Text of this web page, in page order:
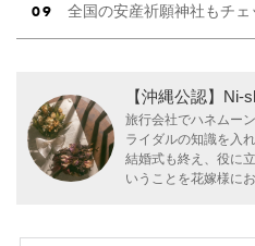
全国の安産祈願神社もチェ
【沖縄公認】Ni-
旅行会社でハネムー
ライダルの知識を入
結婚式も終え、役に
いうことを花嫁様に